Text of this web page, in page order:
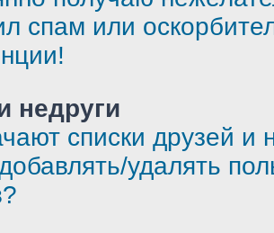
спам или
недруги
списки друзей и
удалять